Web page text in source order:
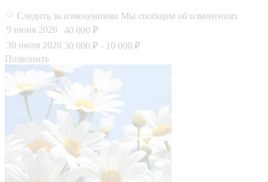
Следить за изменениями Мы сообщим об изменениях
9 июня 2026
40 000 ₽
30 июля 2026 30 000 ₽ - 10 000 ₽
Позвонить